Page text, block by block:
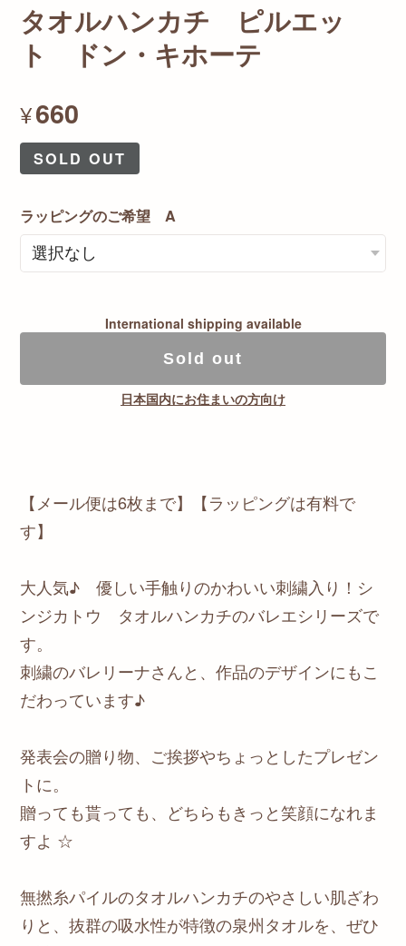
タオルハンカチ ピルエッ
ト ドン・キホーテ
¥660
SOLD OUT
ラッピングのご希望 A
International shipping available
Sold out
日本国内にお住まいの方向け
【メール便は6枚まで】【ラッピングは有料で
す】
大人気♪ 優しい手触りのかわいい刺繍入り！シ
ンジカトウ タオルハンカチのバレエシリーズで
す。
刺繍のバレリーナさんと、作品のデザインにもこ
だわっています♪
発表会の贈り物、ご挨拶やちょっとしたプレゼン
トに。
贈っても貰っても、どちらもきっと笑顔になれま
すよ ☆
無撚糸パイルのタオルハンカチのやさしい肌ざわ
りと、抜群の吸水性が特徴の泉州タオルを、ぜひ